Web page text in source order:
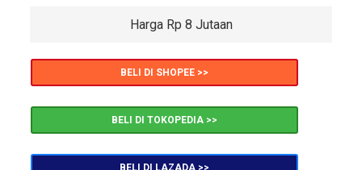
Harga Rp 8 Jutaan
BELI DI SHOPEE >>
BELI DI TOKOPEDIA >>
BELI DI LAZADA >>